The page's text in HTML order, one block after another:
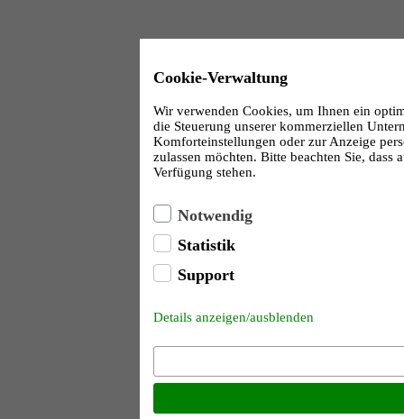
Cookie-Verwaltung
Wir verwenden Cookies, um Ihnen ein
die Steuerung unserer kommerziellen
Komforteinstellungen oder zur Anzeige
zulassen möchten. Bitte beachten Sie,
Verfügung stehen.
Notwendig
Statistik
Support
Details anzeigen/ausblenden